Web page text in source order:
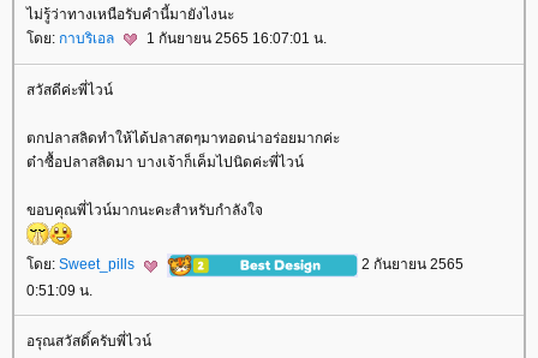
ไม่รู้ว่าทางเหนือรับคำนี้มายังไงนะ
ดย: กาบริเอล 1 กันยายน 2565 16:07:01 น.
สวัสดีค่ะพี่ไวน์
ตกปลาสลิดทำให้ได้ปลาสดๆมาทอดน่าอร่อยมากค่ะ
ต๋าซื้อปลาสลิดมา บางเจ้าก็เค็มไปนิดค่ะพี่ไวน์
ขอบคุณพี่ไวน์มากนะคะสำหรับกำลังใจ
ดย: Sweet_pills
2 กันยายน 2565
0:51:09 น.
อรุณสวัสดิ์ครับพี่ไวน์